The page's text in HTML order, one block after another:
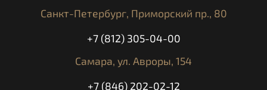
Система смазки давлением, мокрый
электронный впрыск
Санкт-Петербург, Приморский пр., 80
+7 (812) 305-04-00
Самара, ул. Авроры, 154
+7 (846) 202-02-12